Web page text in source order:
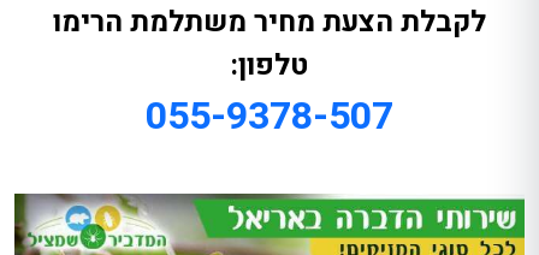
לקבלת הצעת מחיר משתלמת הרימו
טלפון:
055-9378-507